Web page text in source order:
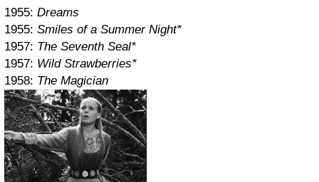
1955: Dreams
1955: Smiles of a Summer Night*
1957: The Seventh Seal*
1957: Wild Strawberries*
1958: The Magician